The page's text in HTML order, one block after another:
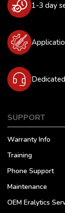
1-3 day
SUPPORT
Warranty Info
Training
Phone Support
Maintenance
OEM Eralytics